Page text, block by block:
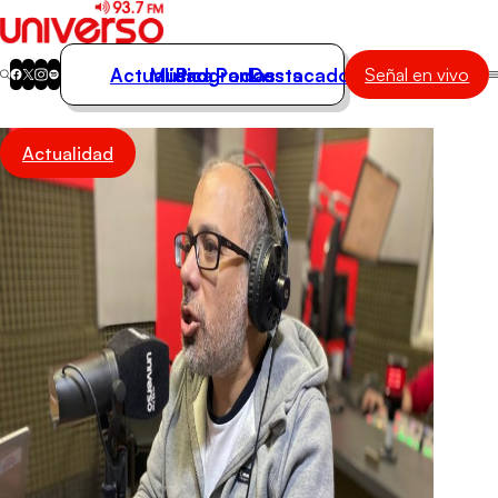
Actualidad
Música
Programas
Podcasts
Actualidad
Música
Programas
Podcasts
Destacados Señal en vivo
Actualidad